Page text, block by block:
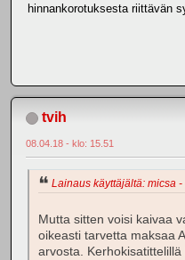
hinnankorotuksesta riittävän
tvih
08.04.18 - klo: 15.51
Lainaus käyttäjältä: micsa
Mutta sitten voisi kaivaa
oikeasti tarvetta maksaa
arvosta.